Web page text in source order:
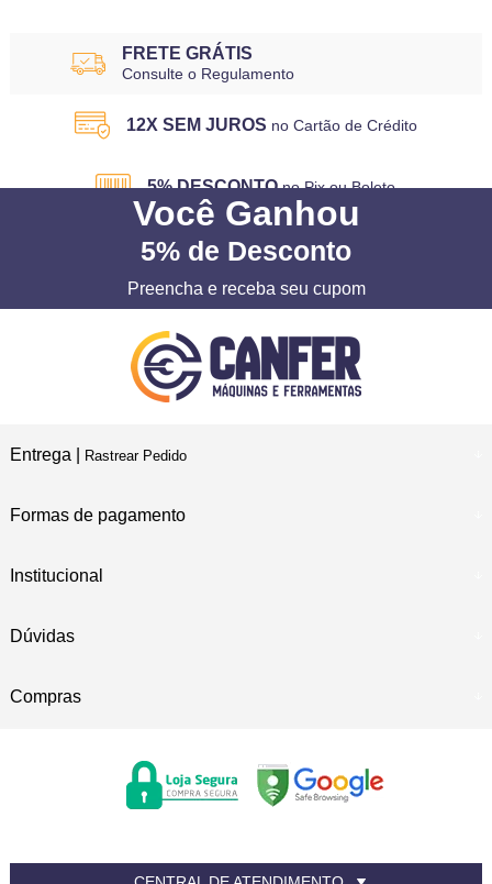
FRETE GRÁTIS
Consulte o Regulamento
12X SEM JUROS no Cartão de Crédito
5% DESCONTO no Pix ou Boleto
Você Ganhou
5% de Desconto
Preencha e receba seu cupom
Entrega | Rastrear Pedido
Formas de pagamento
Institucional
Dúvidas
Compras